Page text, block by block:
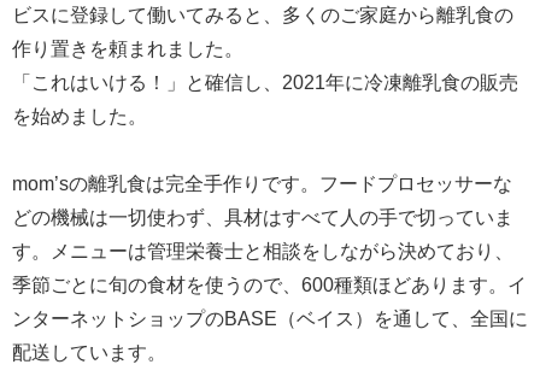
ビスに登録して働いてみると、多くのご家庭から離乳食の
作り置きを頼まれました。
「これはいける！」と確信し、2021年に冷凍離乳食の販売
を始めました。
mom’sの離乳食は完全手作りです。フードプロセッサーな
どの機械は一切使わず、具材はすべて人の手で切っていま
す。メニューは管理栄養士と相談をしながら決めており、
季節ごとに旬の食材を使うので、600種類ほどあります。イ
ンターネットショップのBASE（ベイス）を通して、全国に
配送しています。